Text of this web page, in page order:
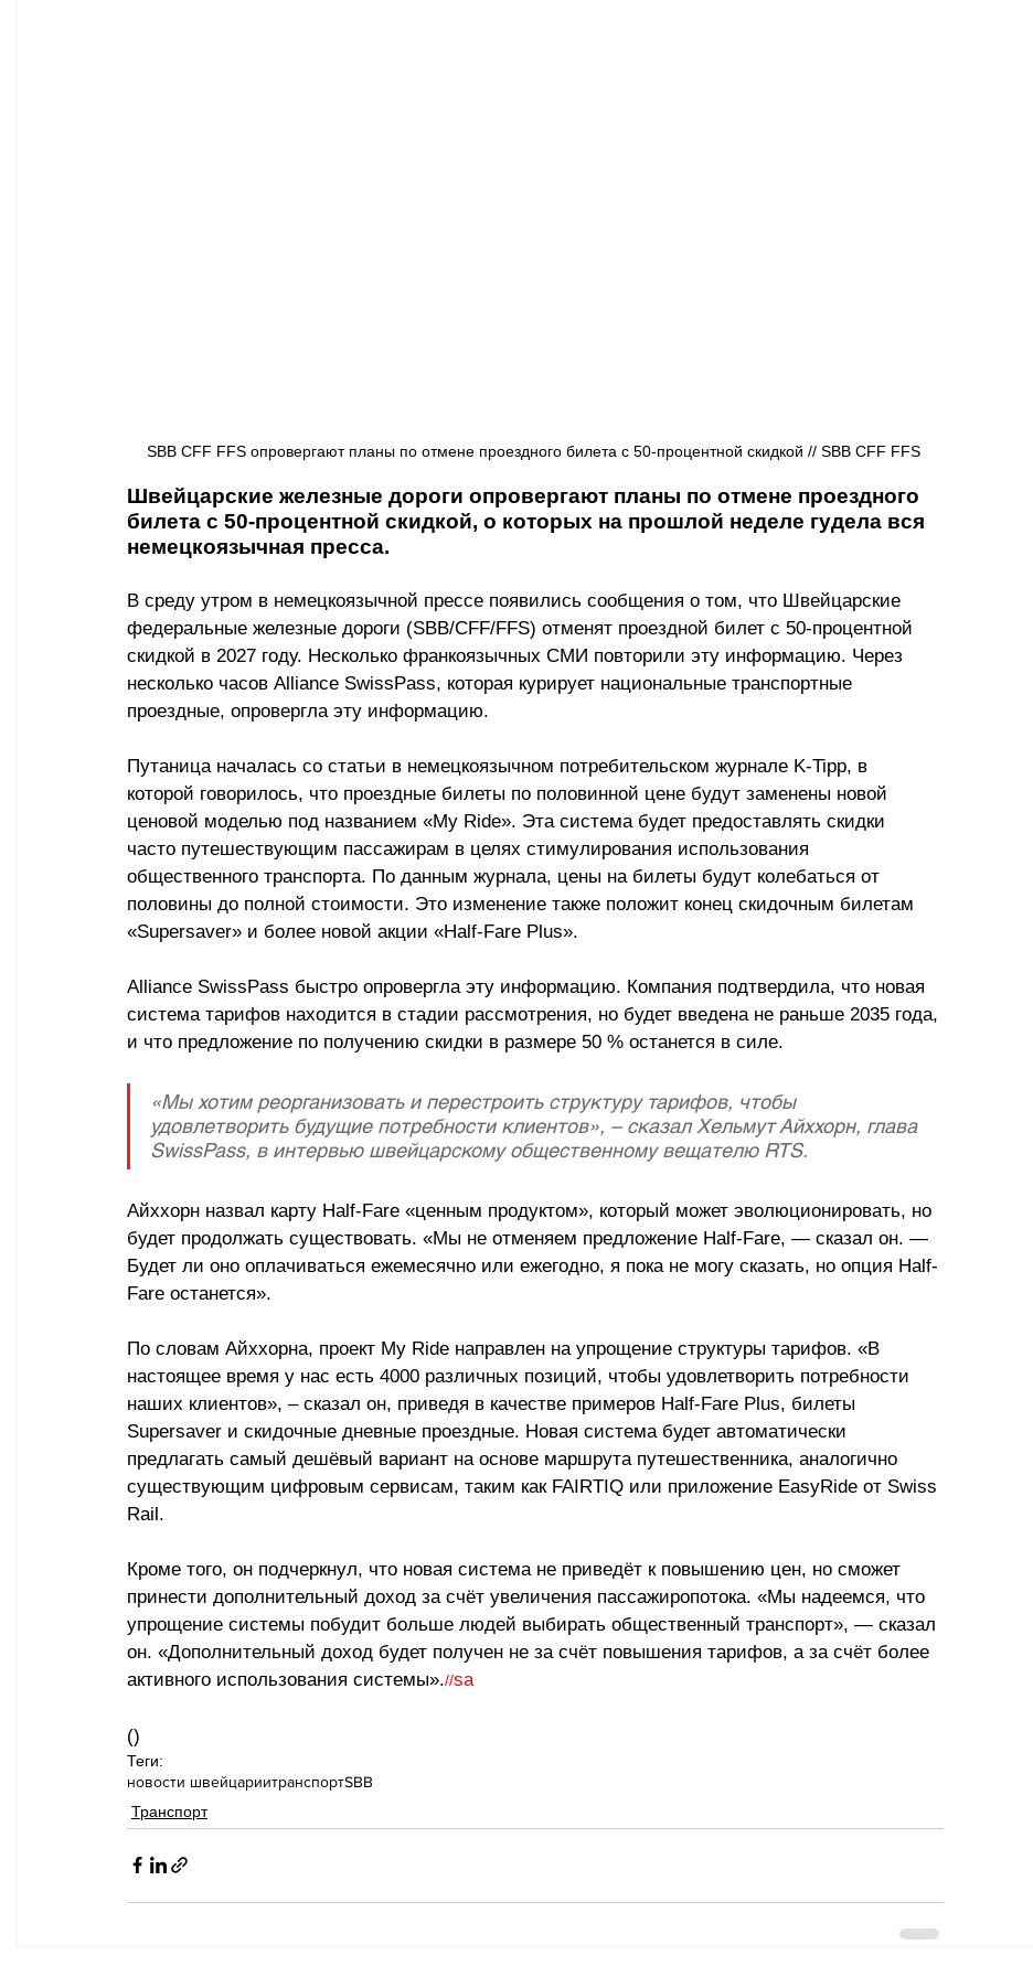
SBB CFF FFS опровергают планы по отмене проездного билета с 50-процентной скидкой // SBB CFF FFS
Швейцарские железные дороги опровергают планы по отмене проездного
билета с 50-процентной скидкой, о которых на прошлой неделе гудела вся
немецкоязычная пресса.
В среду утром в немецкоязычной прессе появились сообщения о том, что Швейцарские
федеральные железные дороги (SBB/CFF/FFS) отменят проездной билет с 50-процентной
скидкой в 2027 году. Несколько франкоязычных СМИ повторили эту информацию. Через
несколько часов Alliance SwissPass, которая курирует национальные транспортные
проездные, опровергла эту информацию.
Путаница началась со статьи в немецкоязычном потребительском журнале K-Tipp, в
которой говорилось, что проездные билеты по половинной цене будут заменены новой
ценовой моделью под названием «My Ride». Эта система будет предоставлять скидки
часто путешествующим пассажирам в целях стимулирования использования
общественного транспорта. По данным журнала, цены на билеты будут колебаться от
половины до полной стоимости. Это изменение также положит конец скидочным билетам
«Supersaver» и более новой акции «Half-Fare Plus».
Alliance SwissPass быстро опровергла эту информацию. Компания подтвердила, что новая
система тарифов находится в стадии рассмотрения, но будет введена не раньше 2035 года,
и что предложение по получению скидки в размере 50 % останется в силе.
«Мы хотим реорганизовать и перестроить структуру тарифов, чтобы
удовлетворить будущие потребности клиентов», – сказал Хельмут Айххорн, глава
SwissPass, в интервью швейцарскому общественному вещателю RTS.
Айххорн назвал карту Half-Fare «ценным продуктом», который может эволюционировать, но
будет продолжать существовать. «Мы не отменяем предложение Half-Fare, — сказал он. —
Будет ли оно оплачиваться ежемесячно или ежегодно, я пока не могу сказать, но опция Half-
Fare останется».
По словам Айххорна, проект My Ride направлен на упрощение структуры тарифов. «В
настоящее время у нас есть 4000 различных позиций, чтобы удовлетворить потребности
наших клиентов», – сказал он, приведя в качестве примеров Half-Fare Plus, билеты
Supersaver и скидочные дневные проездные. Новая система будет автоматически
предлагать самый дешёвый вариант на основе маршрута путешественника, аналогично
существующим цифровым сервисам, таким как FAIRTIQ или приложение EasyRide от Swiss
Rail.
Кроме того, он подчеркнул, что новая система не приведёт к повышению цен, но сможет
принести дополнительный доход за счёт увеличения пассажиропотока. «Мы надеемся, что
упрощение системы побудит больше людей выбирать общественный транспорт», — сказал
он. «Дополнительный доход будет получен не за счёт повышения тарифов, а за счёт более
активного использования системы».//sa
()
Теги:
новости швейцариитранспортSBB
Транспорт